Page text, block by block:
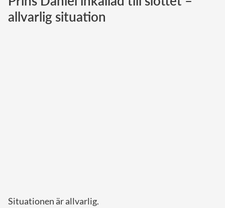
Norska kungahuset
allvarlig situation
Situationen är allvarlig.